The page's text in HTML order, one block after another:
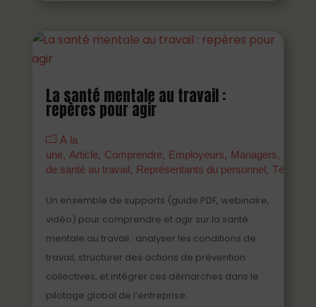
La santé mentale au travail :
repères pour agir
À la
une
Article Comprendre Employeurs Managers
de santé au travail
Représentants du personnel
Un ensemble de supports (guide PDF, webinaire,
vidéo) pour comprendre et agir sur la santé
mentale au travail : analyser les conditions de
travail, structurer des actions de prévention
collectives, et intégrer ces démarches dans le
pilotage global de l’entreprise.